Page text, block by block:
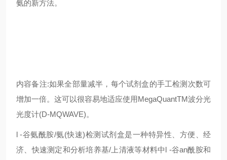
氨的新方法。
内容备注:如果全部量减半，每个试剂盒的手工检测次数可
增加一倍。这可以很容易地适应使用MegaQuantTM波分光
光度计(D-MQWAVE)。
l -谷氨酰胺/氨(快速)检测试剂盒是一种特异性、方便、经
济、快速测定和分析培养基/上清液等材料中l -谷an酰胺和